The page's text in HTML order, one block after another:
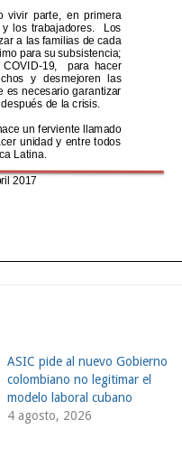
ASIC pide al nuevo Gobierno
colombiano no legitimar el
modelo laboral cubano
4 agosto, 2026